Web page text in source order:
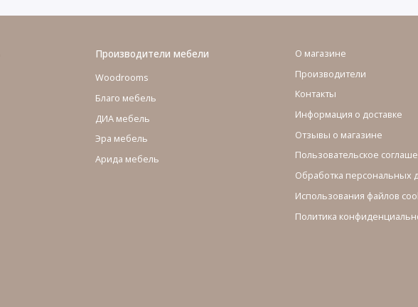
Производители мебели
Woodrooms
Благо мебель
ДИА мебель
Эра мебель
Арида мебель
О магазине
Производители
Контакты
Информация о доставке
Отзывы о магазине
Пользовательское
Обработка персональных
Использования файлов
Политика